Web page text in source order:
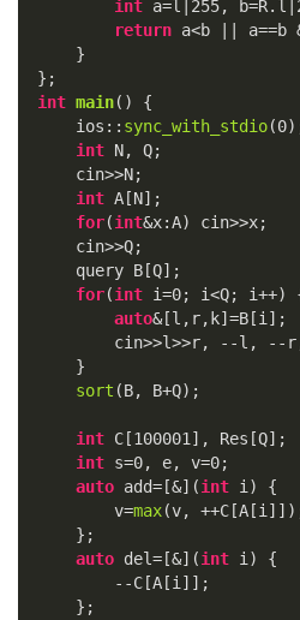
}
int a=l| 255, b=R.l|
return a<b || a==b
    }
int main()
{
    ios::
sync_with_stdio(0
int N, Q;
    cin>>N;
int A[N];
for(int&x:A) cin>>x;
    cin>>Q;
    query B[Q];
for(int i=0; i<Q; i++)
auto&[l,r,k]=B[i];
cin>>l>>r, --l, --
    }
sort (B, B+Q);
int C[100001], Res[Q];
int s=0, e, v=0;
auto add=[&](int i) {
        v=
max(v,
    };
auto del=[&](int i) {
        --C[A[i]];
    };